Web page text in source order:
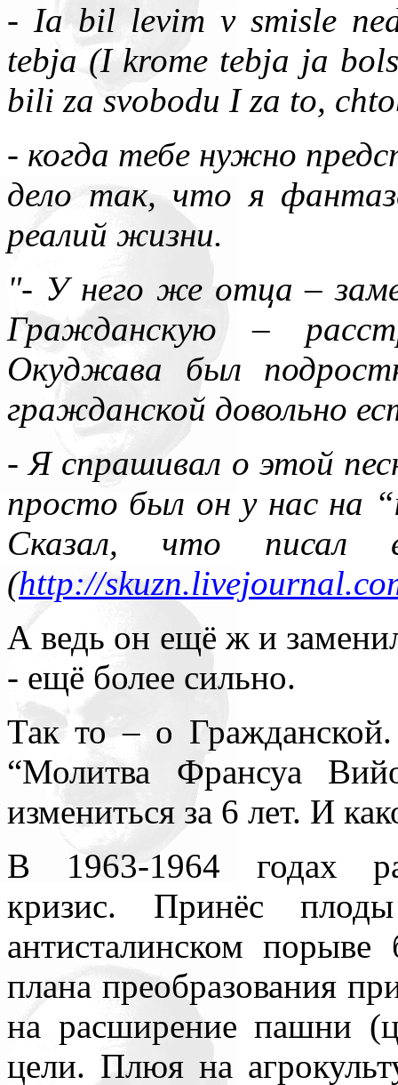
- Ia bil levim v smisle
tebja (I krome tebja ja
bili za svobodu I za to,
- когда тебе нужно
дело так, что я
реалий жизни.
"- У него же отца –
Гражданскую –
Окуджава был
гражданской довольно
- Я спрашивал о этой
просто был он у нас на
Сказал, что писал
(http://
А ведь он ещё ж и
- ещё более сильно.
Так то – о
“Молитва Франсуа
измениться за 6 лет. И
В 1963-1964 годах
кризис. Принёс
антисталинском
плана преобразования
на расширение пашни
цели. Плюя на